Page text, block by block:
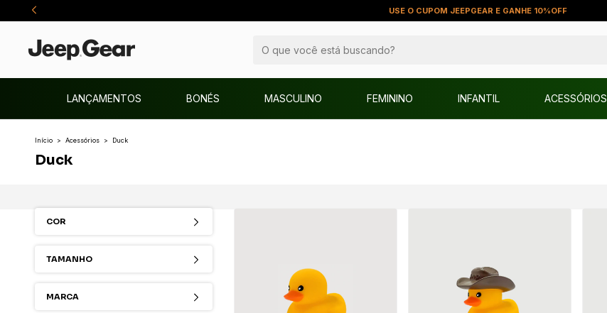
USE O CUPOM JEEPGEAR E GANHE 10%OFF
LANÇAMENTOS BONÉS MASCULINO FEMININO INFANTIL ACESSÓRIOS
Início > Acessórios > Duck
Duck
COR
TAMANHO
MARCA